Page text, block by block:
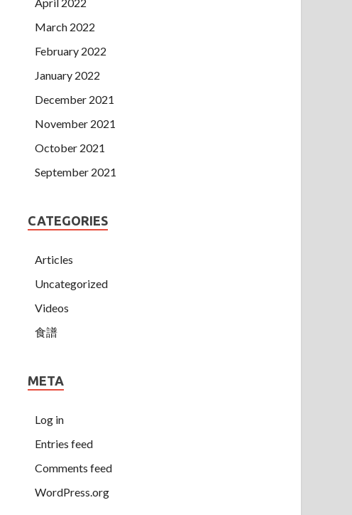
March 2022
February 2022
January 2022
December 2021
November 2021
October 2021
September 2021
CATEGORIES
Articles
Uncategorized
Videos
食譜
META
Log in
Entries feed
Comments feed
WordPress.org